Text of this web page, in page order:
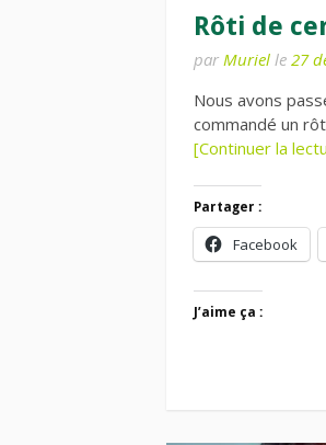
Rôti de
par Muriel le 27
Nous avons
commandé un
[Continuer la
Partager :
Facebook
J’aime ça :